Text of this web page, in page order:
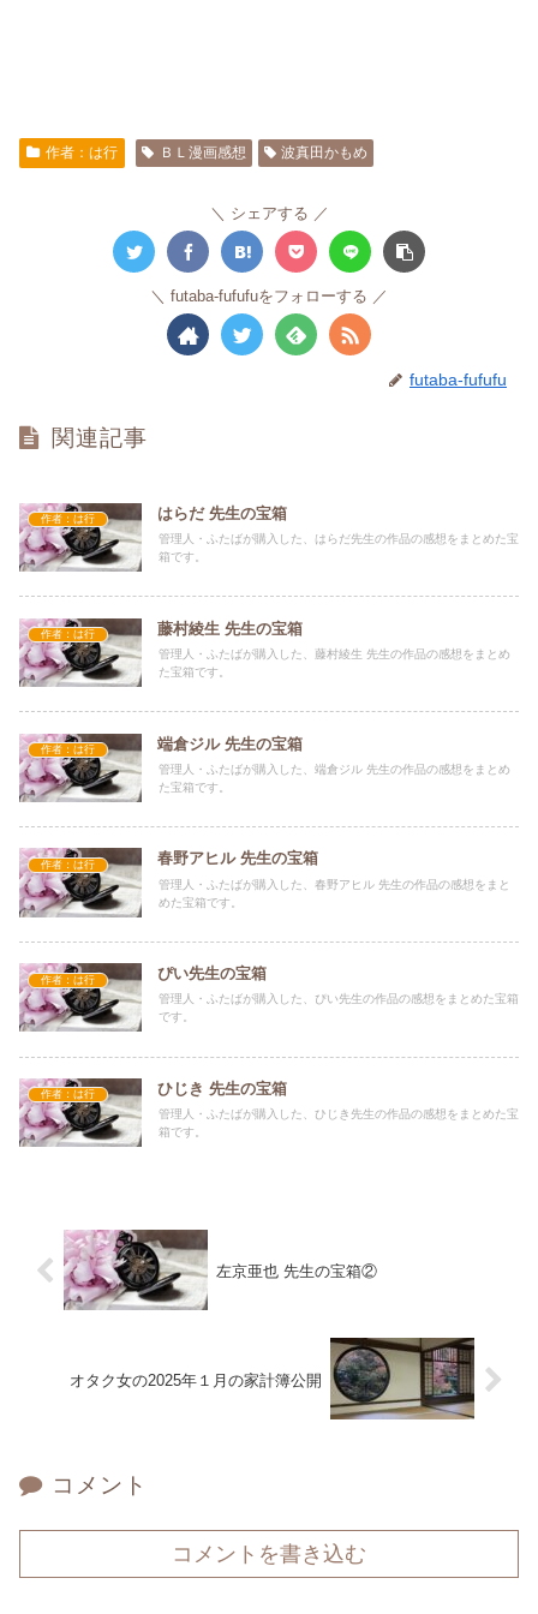
作者：は行 ＢＬ漫画感想 波真田かもめ
シェアする
futaba-fufufuをフォローする
futaba-fufufu
関連記事
作者：は行 はらだ 先生の宝箱
管理人・ふたばが購入した、はらだ先生の作品の感想をまとめた宝
箱です。
作者：は行 藤村綾生 先生の宝箱
管理人・ふたばが購入した、藤村綾生 先生の作品の感想をまとめ
た宝箱です。
作者：は行 端倉ジル 先生の宝箱
管理人・ふたばが購入した、端倉ジル 先生の作品の感想をまとめ
た宝箱です。
作者：は行 春野アヒル 先生の宝箱
管理人・ふたばが購入した、春野アヒル 先生の作品の感想をまと
めた宝箱です。
作者：は行 ぴい先生の宝箱
管理人・ふたばが購入した、ぴい先生の作品の感想をまとめた宝箱
です。
作者：は行 ひじき 先生の宝箱
管理人・ふたばが購入した、ひじき先生の作品の感想をまとめた宝
箱です。
左京亜也 先生の宝箱②
オタク女の2025年１月の家計簿公開
コメント
コメントを書き込む